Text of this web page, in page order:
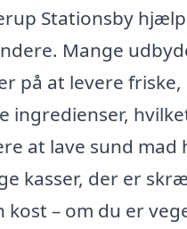
Stationsby
Mange
på at levere
ingredienser,
at lave sund mad
kasser, der er
kost – om du er